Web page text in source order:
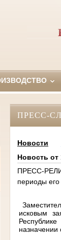
ПРЕСС-
Новости
Новость от
ПРЕСС-
периоды
исковым
назначении